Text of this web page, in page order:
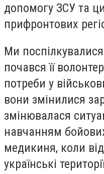
допомогу ЗСУ та
прифронтових
Ми
почався її
потреби у
вони змінилися
змінювалася
навчанням
медикиня, коли
українські